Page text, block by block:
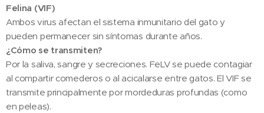
Felina (VIF)
Ambos virus afectan el sistema inmunitario del gato y
pueden permanecer sin síntomas durante años.
¿Cómo se transmiten?
Por la saliva, sangre y secreciones. FeLV se puede contagiar
al compartir comederos o al acicalarse entre gatos. El VIF se
transmite principalmente por mordeduras profundas (como
en peleas).